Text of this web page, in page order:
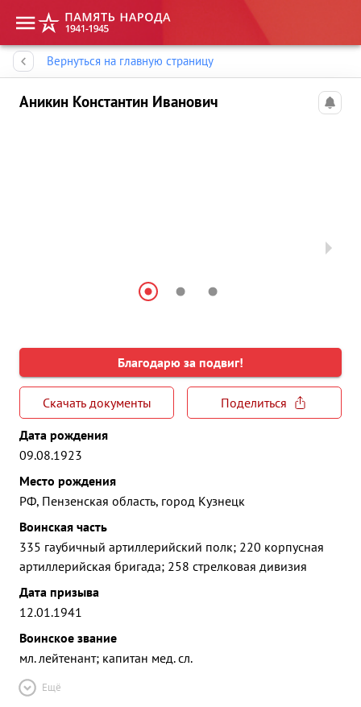
Вернуться на главную страницу
Аникин Константин Иванович
Благодарю за подвиг!
Скачать документы
Поделиться
Дата рождения
09.08.1923
Место рождения
РФ, Пензенская область, город Кузнецк
Воинская часть
335 гаубичный артиллерийский полк; 220 корпусная
артиллерийская бригада; 258 стрелковая дивизия
Дата призыва
12.01.1941
Воинское звание
мл. лейтенант; капитан мед. сл.
Ещё
Память народа